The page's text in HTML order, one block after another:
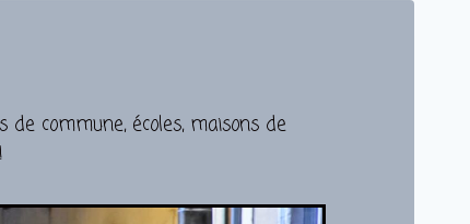
commune, écoles, maisons de